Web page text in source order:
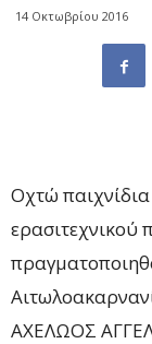
14 Οκτωβρίου 2016
Οχτώ
ΑΧΕΛΩΟΣ